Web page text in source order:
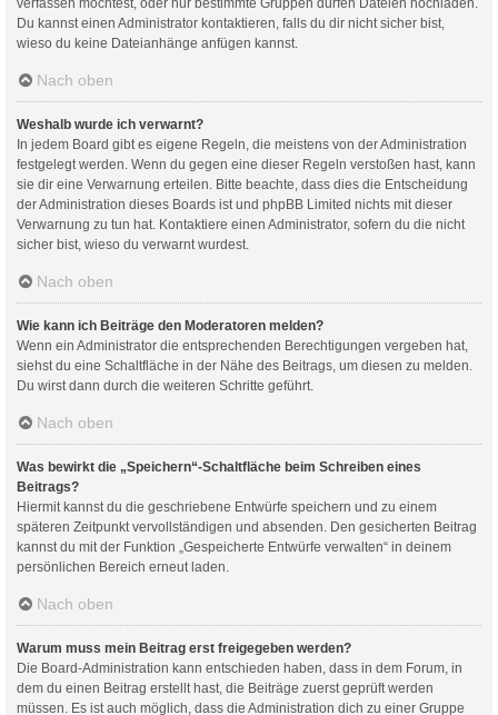
verfassen möchtest, oder nur bestimmte Gruppen dürfen Dateien hochladen.
Du kannst einen Administrator kontaktieren, falls du dir nicht sicher bist,
wieso du keine Dateianhänge anfügen kannst.
Nach oben
Weshalb wurde ich verwarnt?
In jedem Board gibt es eigene Regeln, die meistens von der Administration
festgelegt werden. Wenn du gegen eine dieser Regeln verstoßen hast, kann
sie dir eine Verwarnung erteilen. Bitte beachte, dass dies die Entscheidung
der Administration dieses Boards ist und phpBB Limited nichts mit dieser
Verwarnung zu tun hat. Kontaktiere einen Administrator, sofern du die nicht
sicher bist, wieso du verwarnt wurdest.
Nach oben
Wie kann ich Beiträge den Moderatoren melden?
Wenn ein Administrator die entsprechenden Berechtigungen vergeben hat,
siehst du eine Schaltfläche in der Nähe des Beitrags, um diesen zu melden.
Du wirst dann durch die weiteren Schritte geführt.
Nach oben
Was bewirkt die „Speichern“-Schaltfläche beim Schreiben eines
Beitrags?
Hiermit kannst du die geschriebene Entwürfe speichern und zu einem
späteren Zeitpunkt vervollständigen und absenden. Den gesicherten Beitrag
kannst du mit der Funktion „Gespeicherte Entwürfe verwalten“ in deinem
persönlichen Bereich erneut laden.
Nach oben
Warum muss mein Beitrag erst freigegeben werden?
Die Board-Administration kann entschieden haben, dass in dem Forum, in
dem du einen Beitrag erstellt hast, die Beiträge zuerst geprüft werden
müssen. Es ist auch möglich, dass die Administration dich zu einer Gruppe